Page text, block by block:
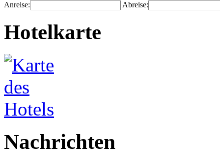
Anreise: Abreise:
Hotelkarte
Nachrichten